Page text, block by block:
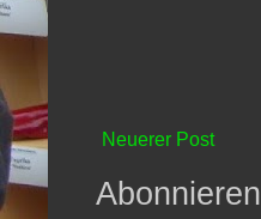
Neuerer Post
Abonnieren